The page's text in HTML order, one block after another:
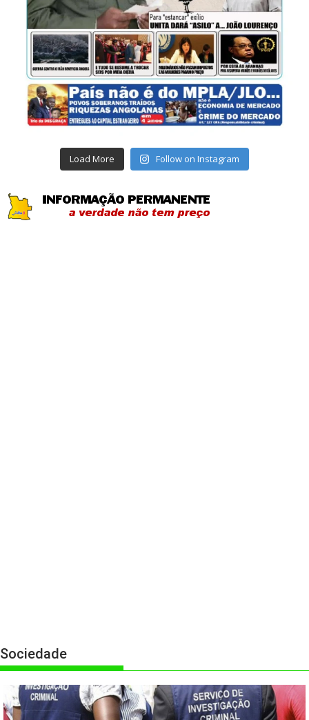
Load More Follow on Instagram
Sociedade